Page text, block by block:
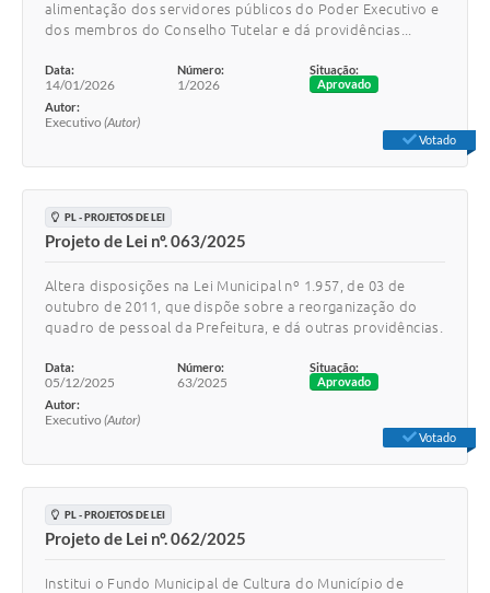
alimentação dos servidores públicos do Poder Executivo e
dos membros do Conselho Tutelar e dá providências...
Data:
14/01/2026
Número:
1/2026
Situação:
Aprovado
Autor:
Executivo (Autor)
Votado
PL - PROJETOS DE LEI
Projeto de Lei nº. 063/2025
Altera disposições na Lei Municipal nº 1.957, de 03 de
outubro de 2011, que dispõe sobre a reorganização do
quadro de pessoal da Prefeitura, e dá outras providências.
Data:
05/12/2025
Número:
63/2025
Situação:
Aprovado
Autor:
Executivo (Autor)
Votado
PL - PROJETOS DE LEI
Projeto de Lei nº. 062/2025
Institui o Fundo Municipal de Cultura do Município de